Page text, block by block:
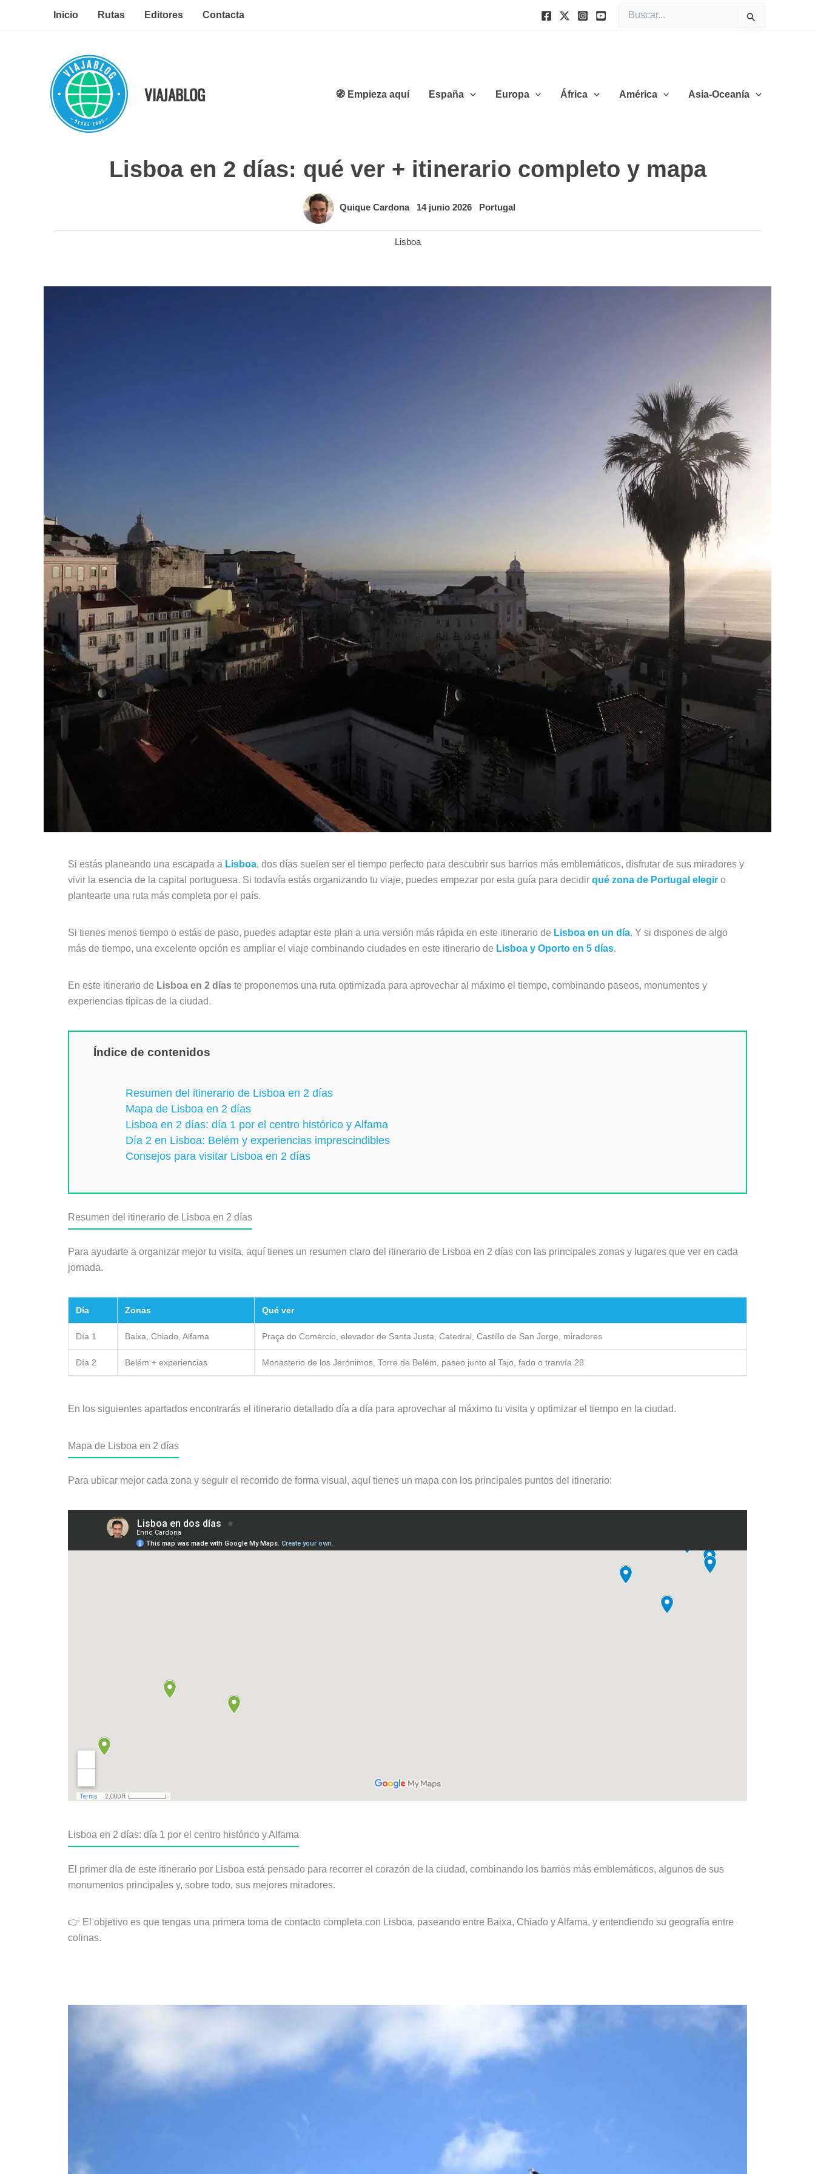
Inicio Rutas Editores Contacta
por:
VIAJABLOG 🧭 Empieza aquí España Europa África América Asia-Oceanía
Lisboa en 2 días: qué ver + itinerario completo y mapa
Quique Cardona 14 junio 2026 Portugal
Lisboa
Si estás planeando una escapada a Lisboa, dos días suelen ser el tiempo perfecto para descubrir sus barrios más emblemáticos, disfrutar de sus miradores y
vivir la esencia de la capital portuguesa. Si todavía estás organizando tu viaje, puedes empezar por esta guía para decidir qué zona de Portugal elegir o
plantearte una ruta más completa por el país.
Si tienes menos tiempo o estás de paso, puedes adaptar este plan a una versión más rápida en este itinerario de Lisboa en un día. Y si dispones de algo
más de tiempo, una excelente opción es ampliar el viaje combinando ciudades en este itinerario de Lisboa y Oporto en 5 días.
En este itinerario de Lisboa en 2 días te proponemos una ruta optimizada para aprovechar al máximo el tiempo, combinando paseos, monumentos y
experiencias típicas de la ciudad.
Índice de contenidos
Resumen del itinerario de Lisboa en 2 días
Mapa de Lisboa en 2 días
Lisboa en 2 días: día 1 por el centro histórico y Alfama
Día 2 en Lisboa: Belém y experiencias imprescindibles
Consejos para visitar Lisboa en 2 días
Resumen del itinerario de Lisboa en 2 días
Para ayudarte a organizar mejor tu visita, aquí tienes un resumen claro del itinerario de Lisboa en 2 días con las principales zonas y lugares que ver en cada
jornada.
Día Zonas Qué ver
Día 1 Baixa, Chiado, Alfama Praça do Comércio, elevador de Santa Justa, Catedral, Castillo de San Jorge, miradores
Día 2 Belém + experiencias Monasterio de los Jerónimos, Torre de Belém, paseo junto al Tajo, fado o tranvía 28
En los siguientes apartados encontrarás el itinerario detallado día a día para aprovechar al máximo tu visita y optimizar el tiempo en la ciudad.
Mapa de Lisboa en 2 días
Para ubicar mejor cada zona y seguir el recorrido de forma visual, aquí tienes un mapa con los principales puntos del itinerario:
Lisboa en 2 días: día 1 por el centro histórico y Alfama
El primer día de este itinerario por Lisboa está pensado para recorrer el corazón de la ciudad, combinando los barrios más emblemáticos, algunos de sus
monumentos principales y, sobre todo, sus mejores miradores.
👉 El objetivo es que tengas una primera toma de contacto completa con Lisboa, paseando entre Baixa, Chiado y Alfama, y entendiendo su geografía entre
colinas.